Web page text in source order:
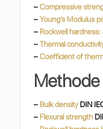
– Compressive
– Young’s Modulus
– Rockwell hardness:
–Thermal
– Coefficient of
– Bulk density DIN
– Flexural strength